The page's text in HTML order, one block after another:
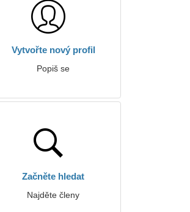
Vytvořte nový profil
Popiš se
Začněte hledat
Najděte členy